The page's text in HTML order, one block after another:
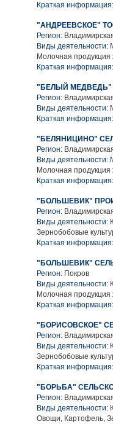
Краткая информация:
"АНДРЕЕВСКОЕ"
Регион:
Виды деятельности:
Молочная продукция
Краткая информация:
"БЕЛЫЙ МЕДВЕДЬ"
Регион:
Виды деятельности:
Краткая информация:
"БЕЛЯНИЦИНО"
Регион:
Виды деятельности:
Молочная продукция
Краткая информация:
"БОЛЬШЕВИК"
Регион:
Виды деятельности:
Зернобобовые
Краткая информация:
"БОЛЬШЕВИК"
Регион: Покров
Виды деятельности:
Молочная продукция
Краткая информация:
"БОРИСОВСКОЕ"
Регион:
Виды деятельности:
Зернобобовые
Краткая информация:
"БОРЬБА"
Регион:
Виды деятельности:
Овощи, Картофель,